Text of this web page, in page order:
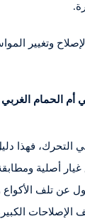
وتغيير
أم الحمام الغربي
في التحرك،
أصلية
عن تلف الأكواع
الإصلاحات